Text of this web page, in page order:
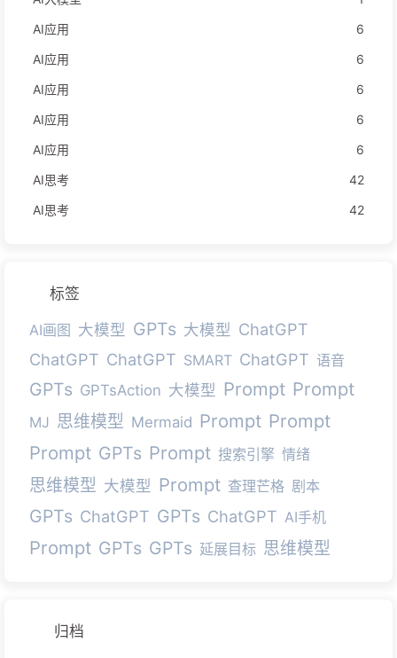
AI应用
6
AI应用
6
AI应用
6
AI应用
6
AI应用
6
AI思考
42
AI思考
42
标签
AI画图 大模型 GPTs 大模型 ChatGPT
ChatGPT ChatGPT SMART ChatGPT 语音
GPTs GPTsAction 大模型 Prompt Prompt
MJ 思维模型 Mermaid Prompt Prompt
Prompt GPTs Prompt 搜索引擎 情绪
思维模型 大模型 Prompt 查理芒格 剧本
GPTs ChatGPT GPTs ChatGPT AI手机
Prompt GPTs GPTs 延展目标 思维模型
归档